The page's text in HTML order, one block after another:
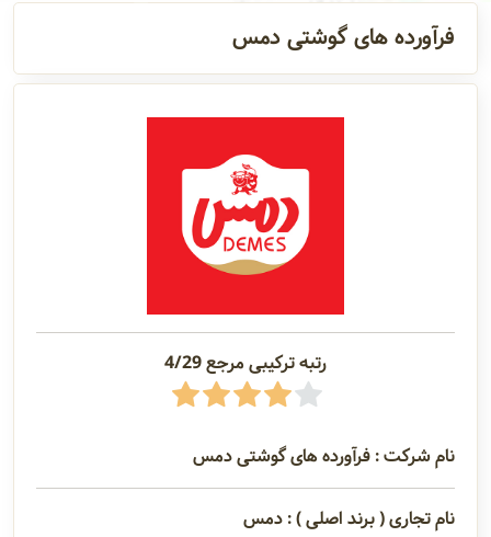
گالری
فرآورده های گوشتی دمس
رتبه ترکیبی مرجع 4/29
نام شرکت : فرآورده های گوشتی دمس
نام تجاری ( برند اصلی ) : دمس